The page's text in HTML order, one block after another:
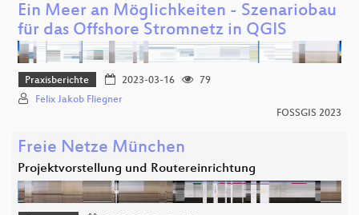
Ein Meer an Möglichkeiten - Szenariobau
für das Offshore Stromnetz in QGIS
Praxisberichte 2023-03-16
79
Felix Jakob Fliegner
FOSSGIS 2023
Freie Netze München
Projektvorstellung und Routereinrichtung